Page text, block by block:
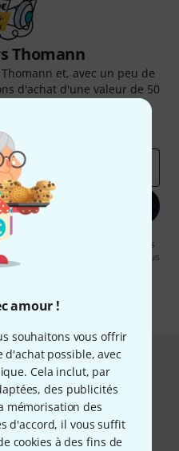
amour !
souhaitons vous offrir
possible, avec
Cela inclut, par
des publicités
mémorisation des
d'accord, il vous suffit
cookies à des fins de
Thomann
et, avec un peu de
d'achat d'une valeur de 50
vous acceptez de recevoir des
est possible à tout moment. Vous
ce sujet dans notre
sécurité